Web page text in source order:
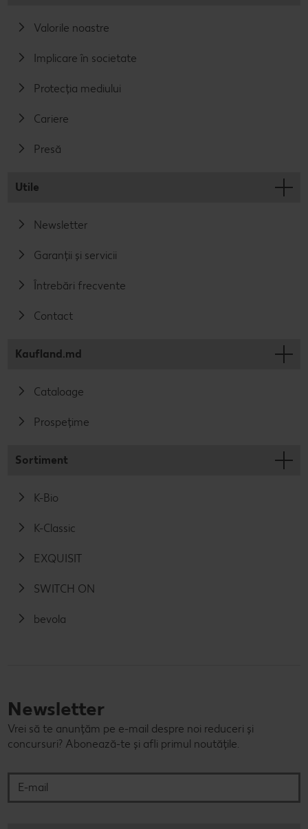
Valorile noastre
Implicare în societate
Protecția mediului
Cariere
Presă
Utile
Newsletter
Garanții și servicii
Întrebări frecvente
Contact
Kaufland.md
Cataloage
Prospețime
Sortiment
K-Bio
K-Classic
EXQUISIT
SWITCH ON
bevola
Newsletter
Vrei să te anunțăm pe e-mail despre noi reduceri și
concursuri? Abonează-te și afli primul noutățile.